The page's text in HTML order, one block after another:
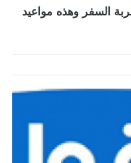
السفر وهذه مواعيد